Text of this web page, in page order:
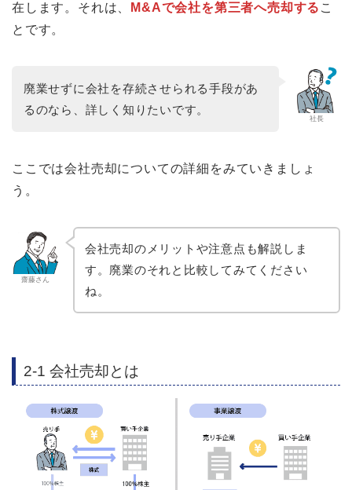
在します。それは、
M&Aで会社を第三者へ売却する こ
とです。
社長
廃業せずに会社を存続させられる手段があ
るのなら、詳しく知りたいです。
ここでは会社売却についての詳細をみていきましょ
う。
齋藤さん
会社売却のメリットや注意点も解説しま
す。廃業のそれと比較してみてください
ね。
2-1 会社売却とは